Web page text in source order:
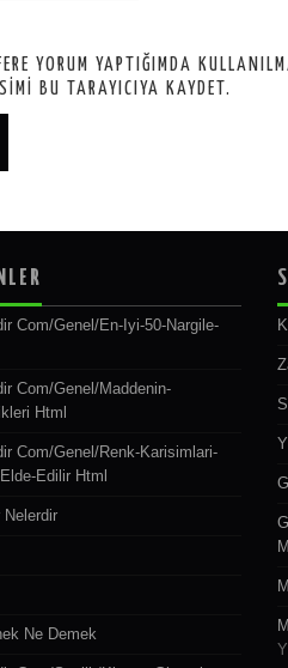
YORUM YAPTIĞIMDA
BU TARAYICIYA KAYDET.
Com/genel/en-Iyi-50-Nargile-
Com/genel/maddenin-
Html
Com/genel/renk-Karisimlari-
Edilir Html
Nelerdir
Ne Demek